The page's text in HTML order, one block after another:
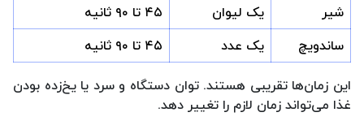
شیر
یک لیوان
۴۵ تا ۹۰ ثانیه
ساندویچ
یک عدد
۴۵ تا ۹۰ ثانیه
این زمان‌ها تقریبی هستند. توان دستگاه و سرد یا یخ‌زده بودن
غذا می‌تواند زمان لازم را تغییر دهد.